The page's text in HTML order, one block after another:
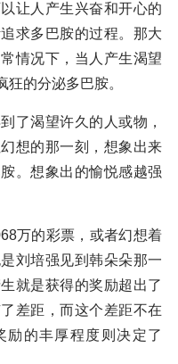
让人产生兴奋和开心的
求多巴胺的过程。那大
情况下，当人产生渴望
的分泌多巴胺。
了渴望许久的人或物，
想的那一刻，想象出来
。想象出的愉悦感越强
万的彩票，或者幻想着
刘培强见到韩朵朵那一
就是获得的奖励超出了
差距，而这个差距不在
励的丰厚程度则决定了